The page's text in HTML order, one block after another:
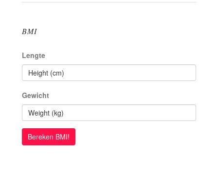
BMI
Lengte
Gewicht